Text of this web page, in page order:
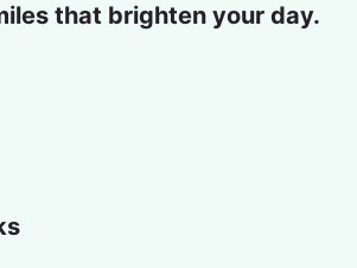
that brighten your day.